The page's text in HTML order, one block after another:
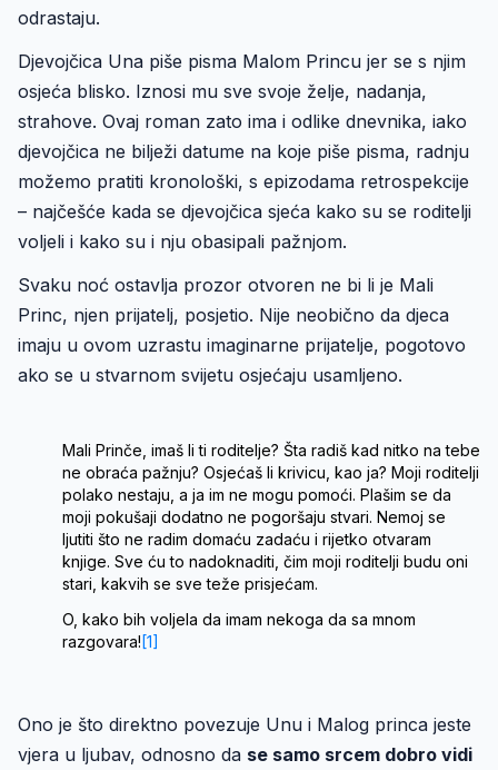
odrastaju.
Djevojčica Una piše pisma Malom Princu jer se s njim
osjeća blisko. Iznosi mu sve svoje želje, nadanja,
strahove. Ovaj roman zato ima i odlike dnevnika, iako
djevojčica ne bilježi datume na koje piše pisma, radnju
možemo pratiti kronološki, s epizodama retrospekcije
– najčešće kada se djevojčica sjeća kako su se roditelji
voljeli i kako su i nju obasipali pažnjom.
Svaku noć ostavlja prozor otvoren ne bi li je Mali
Princ, njen prijatelj, posjetio. Nije neobično da djeca
imaju u ovom uzrastu imaginarne prijatelje, pogotovo
ako se u stvarnom svijetu osjećaju usamljeno.
Mali Prinče, imaš li ti roditelje? Šta radiš kad nitko na tebe
ne obraća pažnju? Osjećaš li krivicu, kao ja? Moji roditelji
polako nestaju, a ja im ne mogu pomoći. Plašim se da
moji pokušaji dodatno ne pogoršaju stvari. Nemoj se
ljutiti što ne radim domaću zadaću i rijetko otvaram
knjige. Sve ću to nadoknaditi, čim moji roditelji budu oni
stari, kakvih se sve teže prisjećam.
O, kako bih voljela da imam nekoga da sa mnom
razgovara! [1]
Ono je što direktno povezuje Unu i Malog princa jeste
vjera u ljubav, odnosno da se samo srcem dobro vidi